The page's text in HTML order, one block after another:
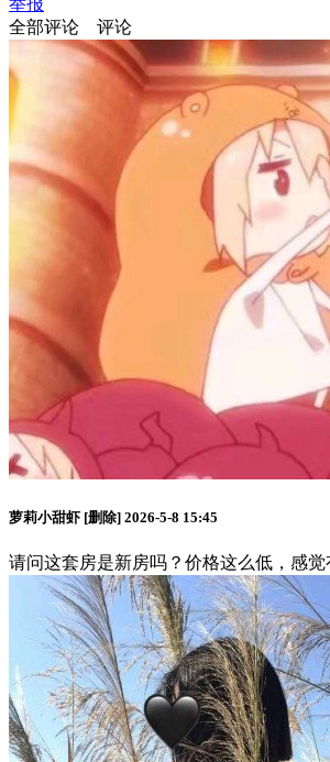
全部评论
评论
萝莉小甜虾 [删除] 2026-5-8 15:45
请问这套房是新房吗？价格这么低，感觉